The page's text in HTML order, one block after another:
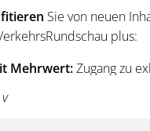
Sie von neuen
plus:
Mehrwert:Zugang zu
– von
den Lenk- und